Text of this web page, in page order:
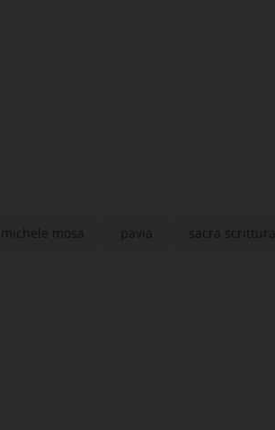
mosa pavia sacra scrittura